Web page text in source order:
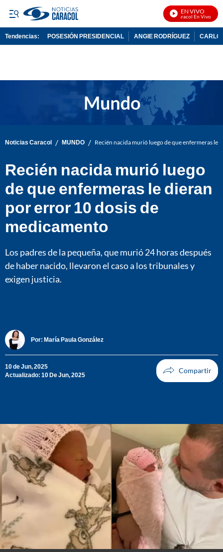
EN VIVO
Noticias Caracol En Vivo
Tendencias: POSESIÓN PRESIDENCIAL ANGIE RODRÍGUEZ
Noticias Caracol / MUNDO / Recién nacida murió luego de que enfermeras
Recién nacida murió luego
de que enfermeras le dieran
por error 10 dosis de
medicamento
Los padres de la pequeña, que murió 24 horas después
de haber nacido, llevaron el caso a los tribunales y
exigen justicia.
Por: María Paula González
10 de Jun, 2025
Actualizado: 10 De Jun, 2025